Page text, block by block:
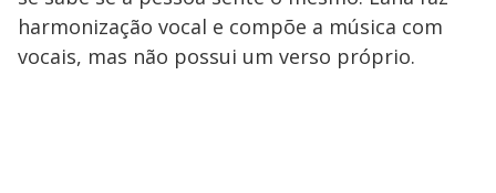
harmonização vocal e compõe a música com
vocais, mas não possui um verso próprio.